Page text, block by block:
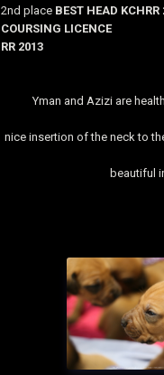
2nd place BEST HEAD KCHRR
COURSING LICENCE
RR 2013
Yman and Azizi are
nice insertion of the neck to
beautiful